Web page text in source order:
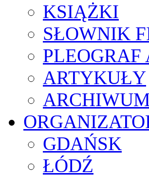
KSIĄŻKI
SŁOWNIK
ARTYKUŁY
GDAŃSK
ŁÓDŹ